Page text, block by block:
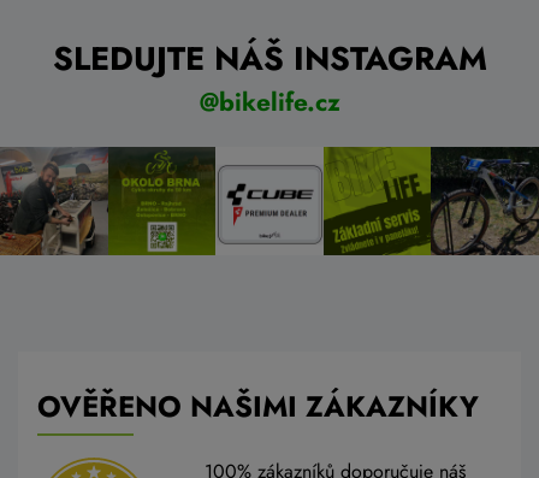
SLEDUJTE NÁŠ INSTAGRAM
@bikelife.cz
OVĚŘENO NAŠIMI ZÁKAZNÍKY
100% zákazníků doporučuje náš